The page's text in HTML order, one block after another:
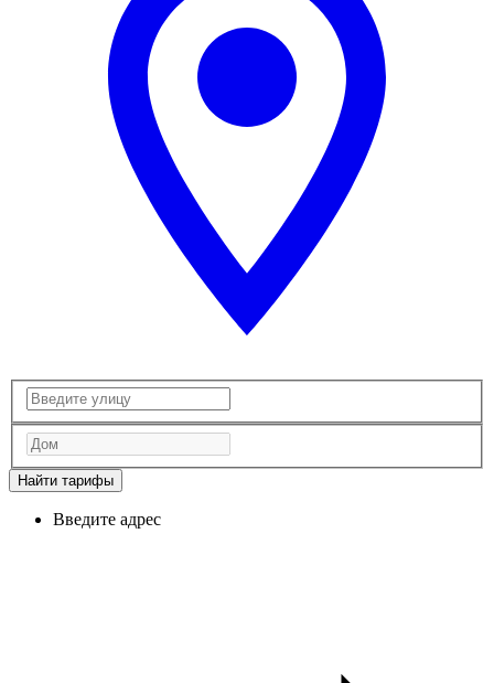
Найти тарифы
Введите адрес